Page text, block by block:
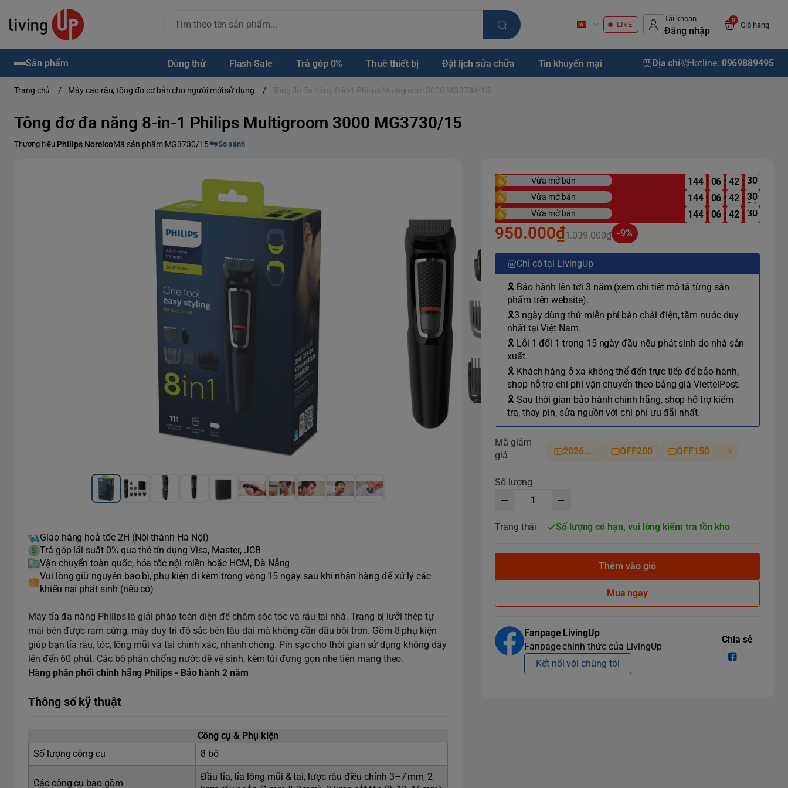
LIVE
Tài khoản
Đăng nhập
0
Giỏ hàng
Sản phẩm Dùng thử Flash Sale Trả góp 0% Thuê thiết bị Đặt lịch sửa chữa Tin khuyến mại Địa chỉ Hotline: 0969889495
Trang chủ / Máy cạo râu, tông đơ cơ bản cho người mới sử dụng / Tông đơ đa năng 8-in-1 Philips Multigroom 3000 MG3730/15
Tông đơ đa năng 8-in-1 Philips Multigroom 3000 MG3730/15
Thương hiệu:Philips NorelcoMã sản phẩm:MG3730/15 So sánh
Vừa mở bán 144 : 06 : :
Vừa mở bán 144 : 06 : :
Vừa mở bán 144 : 06 : :
950.000₫1.039.000₫ -9%
Chỉ có tại LivingUp
🎗 Bảo hành lên tới 3 năm (xem chi tiết mô tả từng sản
phẩm trên website).
🎗3 ngày dùng thử miễn phí bàn chải điện, tăm nước duy
nhất tại Việt Nam.
🎗 Lỗi 1 đổi 1 trong 15 ngày đầu nếu phát sinh do nhà sản
xuất.
🎗 Khách hàng ở xa không thể đến trực tiếp để bảo hành,
shop hỗ trợ chi phí vận chuyển theo bảng giá ViettelPost.
🎗 Sau thời gian bảo hành chính hãng, shop hỗ trợ kiểm
tra, thay pin, sửa nguồn với chi phí ưu đãi nhất.
Mã giảm
giá
2026NM OFF200 OFF150
Số lượng
Trạng thái Số lượng có hạn, vui lòng kiểm tra tồn kho
Thêm vào giỏ
Mua ngay
Fanpage LivingUp
Fanpage chính thức của LivingUp
Kết nối với chúng tôi
Chia sẻ
Giao hàng hoả tốc 2H (Nội thành Hà Nội)
Trả góp lãi suất 0% qua thẻ tín dụng Visa, Master, JCB
Vận chuyển toàn quốc, hỏa tốc nội miền hoặc HCM, Đà Nẵng
Vui lòng giữ nguyên bao bì, phụ kiện đi kèm trong vòng 15 ngày sau khi nhận hàng để xử lý các
khiếu nại phát sinh (nếu có)
Máy tỉa đa năng Philips là giải pháp toàn diện để chăm sóc tóc và râu tại nhà. Trang bị lưỡi thép tự
mài bén được ram cứng, máy duy trì độ sắc bén lâu dài mà không cần dầu bôi trơn. Gồm 8 phụ kiện
giúp bạn tỉa râu, tóc, lông mũi và tai chính xác, nhanh chóng. Pin sạc cho thời gian sử dụng không dây
lên đến 60 phút. Các bộ phận chống nước dễ vệ sinh, kèm túi đựng gọn nhẹ tiện mang theo.
Hàng phân phối chính hãng Philips - Bảo hành 2 năm
Thông số kỹ thuật
Công cụ & Phụ kiện
Số lượng công cụ
8 bộ
Các công cụ bao gồm
Đầu tỉa, tỉa lông mũi & tai, lược râu điều chỉnh 3–7 mm, 2